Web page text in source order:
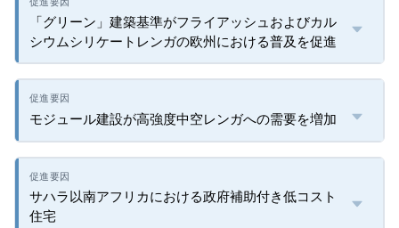
「グリーン」建築基準がフライアッシュおよびカル
シウムシリケートレンガの欧州における普及を促進
モジュール建設が高強度中空レンガへの需要を増加
サハラ以南アフリカにおける政府補助付き低コスト
住宅